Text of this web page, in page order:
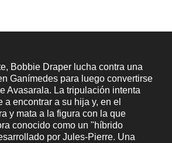
Bobbie Draper lucha contra una
Ganímedes para luego convertirse
Avasarala. La tripulación intenta
a encontrar a su hija y, en el
y mata a la figura con la que
conocido como un "híbrido
por Jules-Pierre. Una